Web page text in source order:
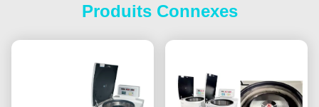
Produits Connexes